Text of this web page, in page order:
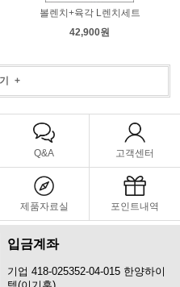
볼렌치+육각 L렌치세트
42,900원
+
Q&A 고객센터
제품자료실 포인트내역
입금계좌
기업 418-025352-04-015 한양하이